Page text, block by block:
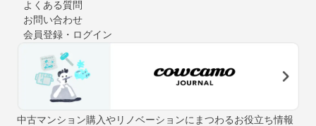
よくある質問
お問い合わせ
会員登録・ログイン
中古マンション購入やリノベーションにまつわるお役立ち情報